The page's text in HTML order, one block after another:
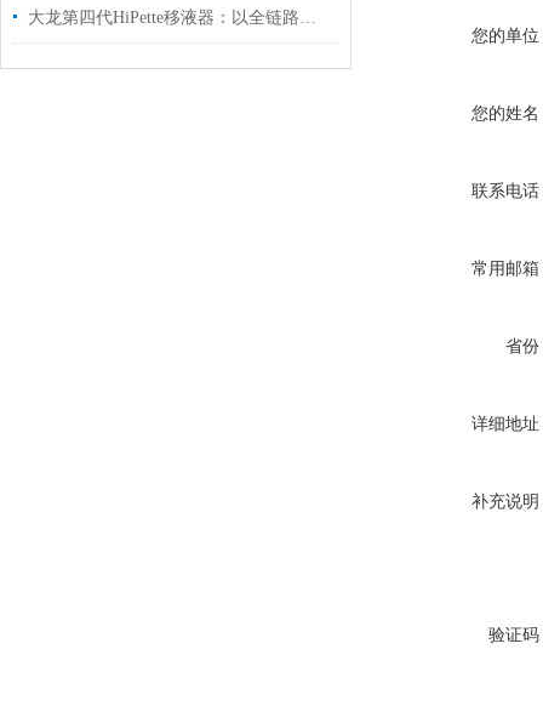
大龙第四代HiPette移液器：以全链路升级重塑国产移液器
您的单位
您的姓名
联系电话
常用邮箱
省份
详细地址
补充说明
验证码